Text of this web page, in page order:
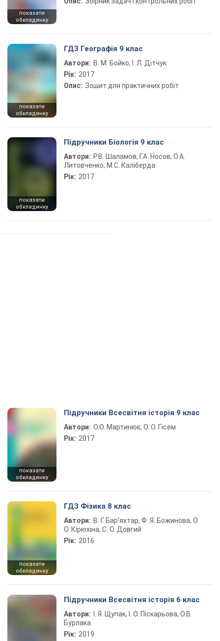
показати
обкладинку
показати
обкладинку
ГДЗ Географія 9 клас
Автори: В. М. Бойко, І. Л. Дітчук
Рік: 2017
Опис: Зошит для практичних робіт
показати
обкладинку
Підручники Біологія 9 клас
Автори: Р.В. Шаламов, Г.А. Носов, О.А.
Литовченко, М.С. Каліберда
Рік: 2017
показати
обкладинку
Підручники Всесвітня історія 9 клас
Автори: О.О. Мартинюк, О. О. Гісем
Рік: 2017
показати
обкладинку
ГДЗ Фізика 8 клас
Автори: В. Г. Бар’яхтар, Ф. Я. Божинова, О.
О. Кірюхіна, С. О. Довгий
Рік: 2016
Підручники Всесвітня історія 6 клас
Автори:
І. Я. Щупак, І. О. Піскарьова, О.В.
Бурлака
Рік: 2019